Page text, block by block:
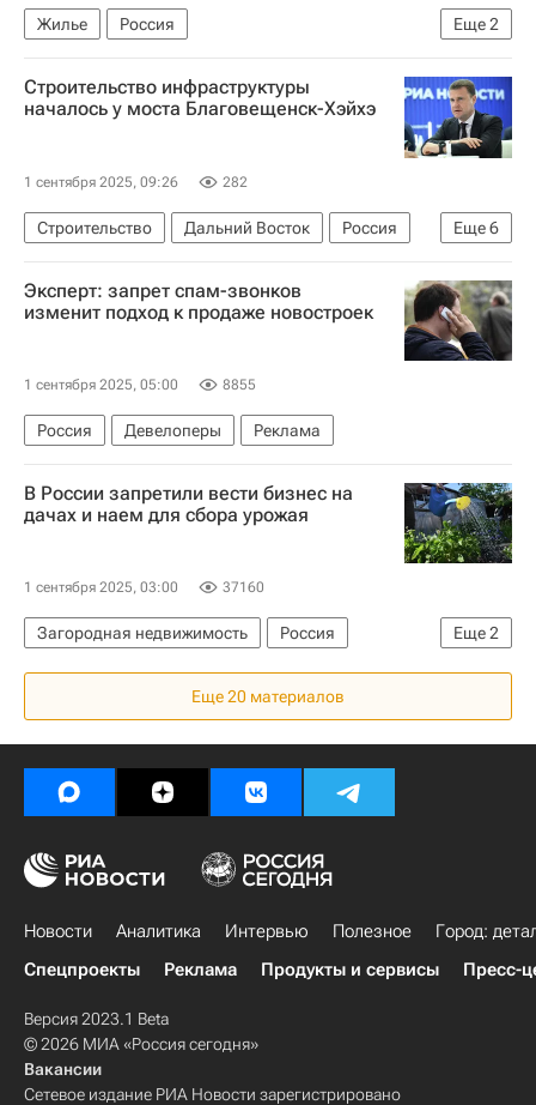
Еще2
Жилье
Россия
Министерство экономического развития РФ (Минэкономразвития России)
Коммерческая недвижимость
Строительство инфраструктуры
началось у моста Благовещенск-Хэйхэ
1 сентября 2025, 09:26 282
Еще6
Строительство Дальний Восток
Россия
Владивосток
Алексей Чекунков
Владимир Путин
Мосты
Инфраструктура
Эксперт: запрет спам-звонков
изменит подход к продаже новостроек
1 сентября 2025, 05:00 8855
Россия Девелоперы Реклама
В России запретили вести бизнес на
дачах и наем для сбора урожая
1 сентября 2025, 03:00 37160
Еще2
Загородная недвижимость
Россия
Законодательство
СНТ
Еще 20 материалов
Новости Аналитика Интервью Полезное
Город:
Спецпроекты
Реклама Продукты и сервисы Пресс-
Версия 2023.1 Beta
© 2026 МИА «Россия сегодня»
Вакансии
Сетевое издание РИА Новости зарегистрировано